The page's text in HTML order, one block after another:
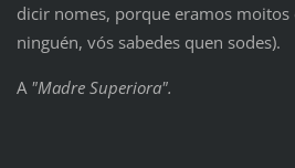
dicir nomes, porque eramos moitos
ninguén, vós sabedes quen sodes).
A "Madre Superiora".